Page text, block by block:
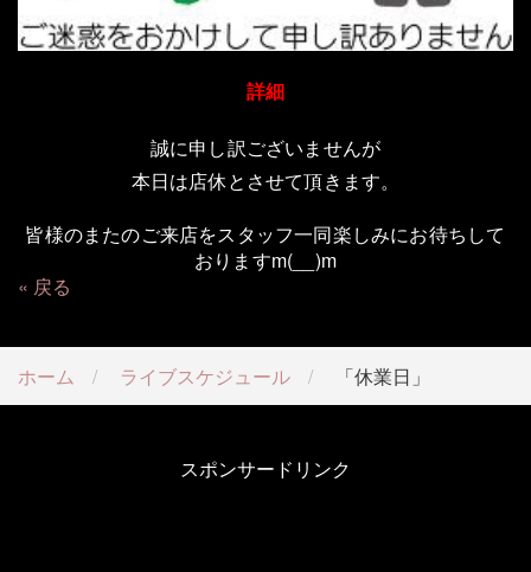
詳細
誠に申し訳ございませんが
本日は店休とさせて頂きます。
皆様のまたのご来店をスタッフ一同楽しみにお待ちして
おりますm(__)m
戻る
ホーム ライブスケジュール 「休業日」
スポンサードリンク